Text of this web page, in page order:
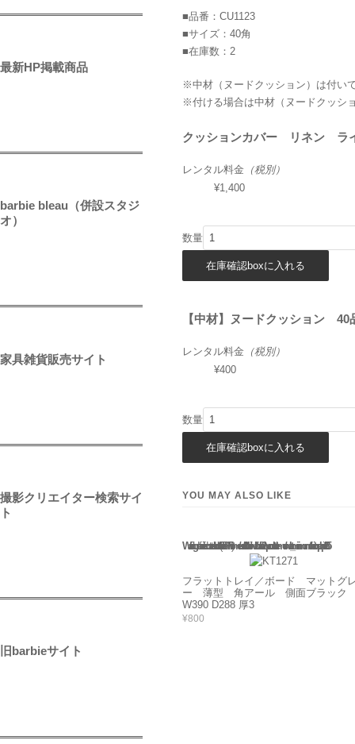
■品番：CU1123
■サイズ：40角
■在庫数：2
※中材（ヌードクッション）は付い
※付ける場合は中材（ヌードクッシ
クッションカバー リネン ラ
レンタル料金 （税別）
¥1,400
数量
【中材】ヌードクッション 40
レンタル料金 （税別）
¥400
数量
YOU MAY ALSO LIKE
Warning: Use of undefined constant rand - assumed 'rand' (this will throw an Error in a future version of PHP) in/home/users/2/barbie/web/barbie2/wp-content/themes/welcart_minimum/functions.php135
フラットトレイ／ボード マットグ
ー 薄型 角アール 側面ブラッ
W390 D288 厚3
¥800
最新HP掲載商品
barbie bleau（併設スタジ
オ）
家具雑貨販売サイト
撮影クリエイター検索サイ
ト
旧barbieサイト